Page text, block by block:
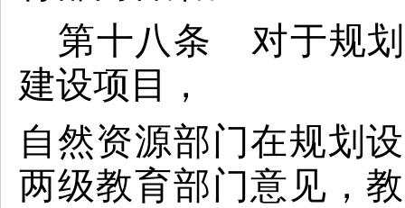
第十八条 对于规
建设项目，
自然资源部门在规划
两级教育部门意见，